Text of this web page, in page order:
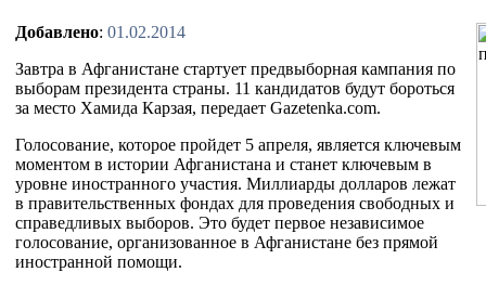
Добавлено: 01.02.2014
Завтра в Афганистане стартует предвыборная кампания по
выборам президента страны. 11 кандидатов будут бороться
за место Хамида Карзая, передает Gazetenka.com.
Голосование, которое пройдет 5 апреля, является ключевым
моментом в истории Афганистана и станет ключевым в
уровне иностранного участия. Миллиарды долларов лежат
в правительственных фондах для проведения свободных и
справедливых выборов. Это будет первое независимое
голосование, организованное в Афганистане без прямой
иностранной помощи.